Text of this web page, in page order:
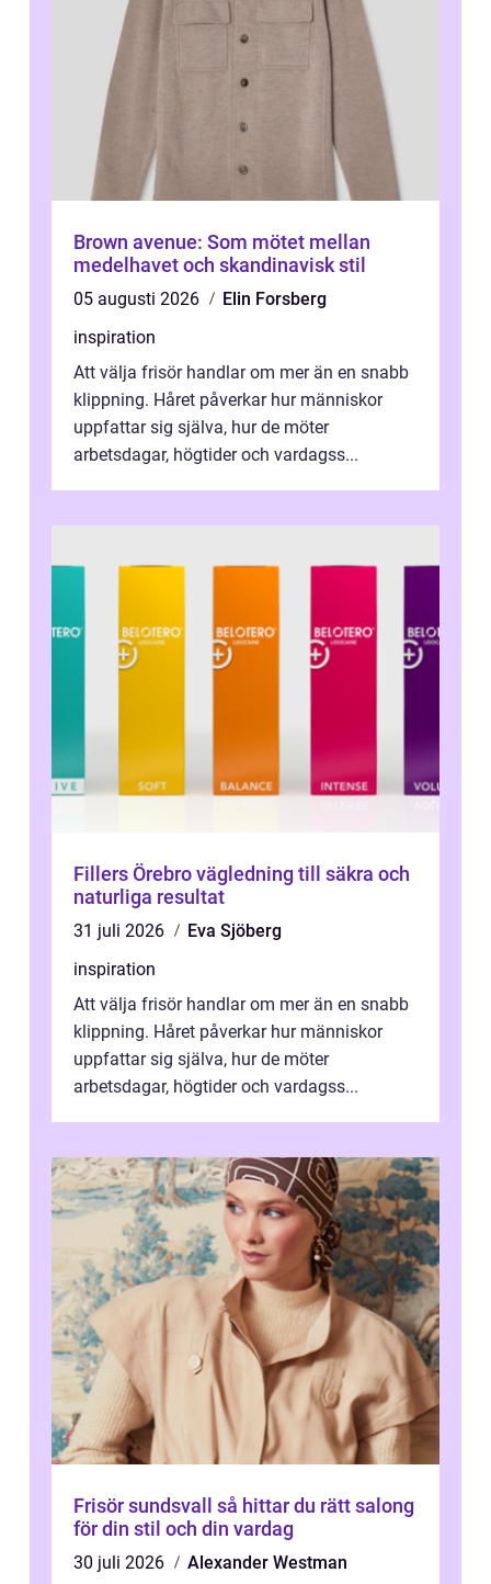
Brown avenue: Som mötet mellan
medelhavet och skandinavisk stil
05 augusti 2026
Elin Forsberg
inspiration
Att välja frisör handlar om mer än en snabb
klippning. Håret påverkar hur människor
uppfattar sig själva, hur de möter
arbetsdagar, högtider och vardagss...
Fillers Örebro vägledning till säkra och
naturliga resultat
31 juli 2026
Eva Sjöberg
inspiration
Att välja frisör handlar om mer än en snabb
klippning. Håret påverkar hur människor
uppfattar sig själva, hur de möter
arbetsdagar, högtider och vardagss...
Frisör sundsvall så hittar du rätt salong
för din stil och din vardag
30 juli 2026
Alexander Westman